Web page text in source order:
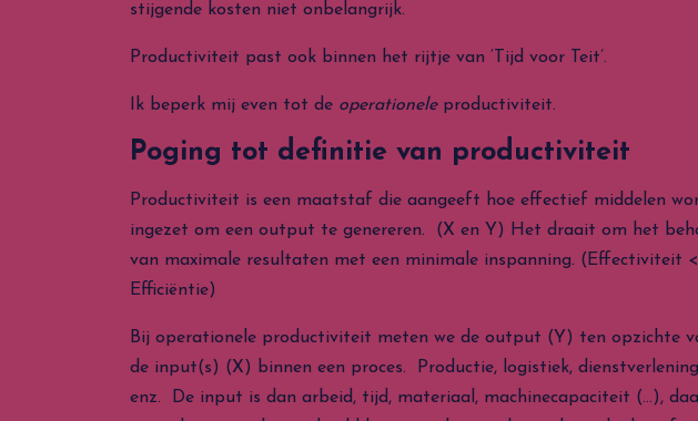
stijgende kosten niet onbelangrijk.
Productiviteit past ook binnen het rijtje van ‘Tijd voor Teit’.
Ik beperk mij even tot de operationeleproductiviteit.
Poging tot definitie van productiviteit
Productiviteit is een maatstaf die aangeeft hoe effectief middelen
ingezet om een output te genereren. (X en Y) Het draait om het
van maximale resultaten met een minimale inspanning. (Effectiviteit
Efficiëntie)
Bij operationele productiviteit meten we de output (Y) ten opzichte
de input(s) (X) binnen een proces. Productie, logistiek, dienstverlening
enz. De input is dan arbeid, tijd, materiaal, machinecapaciteit (…),